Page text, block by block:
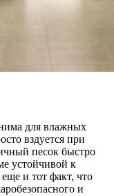
для влажных
вздуется при
песок быстро
устойчивой к
и тот факт, что
и